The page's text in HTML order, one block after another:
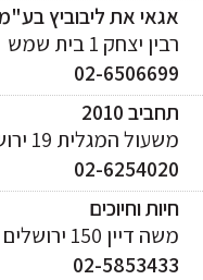
את ליבוביץ בע"מ
יצחק 1 בית שמש
02-
2010
המגלית 19 ירושלים
02-
וחיוכים
150 ירושלים
02-